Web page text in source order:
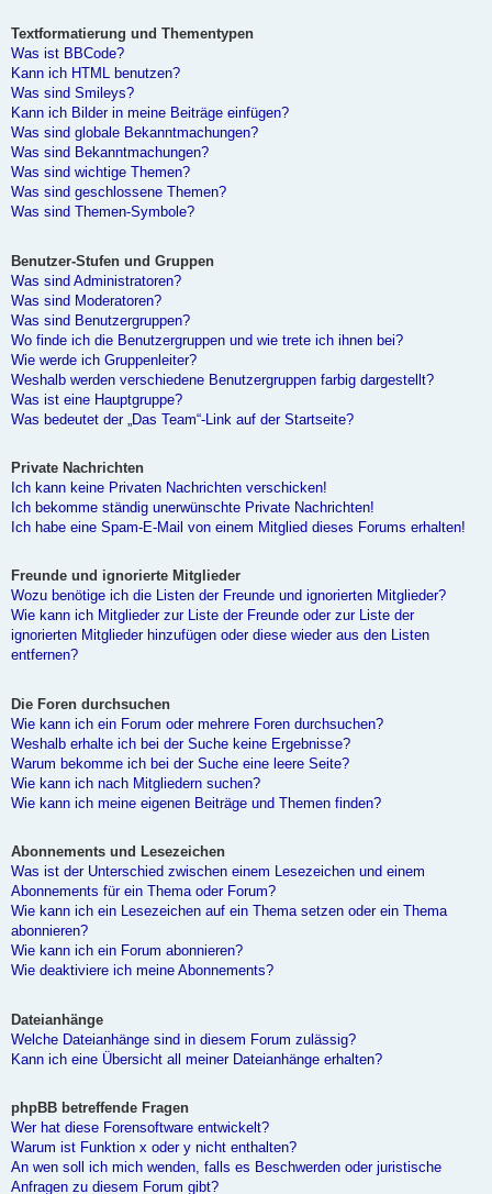
Textformatierung und Thementypen
Was ist BBCode?
Kann ich HTML benutzen?
Was sind Smileys?
Kann ich Bilder in meine Beiträge einfügen?
Was sind globale Bekanntmachungen?
Was sind Bekanntmachungen?
Was sind wichtige Themen?
Was sind geschlossene Themen?
Was sind Themen-Symbole?
Benutzer-Stufen und Gruppen
Was sind Administratoren?
Was sind Moderatoren?
Was sind Benutzergruppen?
Wo finde ich die Benutzergruppen und wie trete ich ihnen bei?
Wie werde ich Gruppenleiter?
Weshalb werden verschiedene Benutzergruppen farbig dargestellt?
Was ist eine Hauptgruppe?
Was bedeutet der „Das Team“-Link auf der Startseite?
Private Nachrichten
Ich kann keine Privaten Nachrichten verschicken!
Ich bekomme ständig unerwünschte Private Nachrichten!
Ich habe eine Spam-E-Mail von einem Mitglied dieses Forums erhalten!
Freunde und ignorierte Mitglieder
Wozu benötige ich die Listen der Freunde und ignorierten Mitglieder?
Wie kann ich Mitglieder zur Liste der Freunde oder zur Liste der
ignorierten Mitglieder hinzufügen oder diese wieder aus den Listen
entfernen?
Die Foren durchsuchen
Wie kann ich ein Forum oder mehrere Foren durchsuchen?
Weshalb erhalte ich bei der Suche keine Ergebnisse?
Warum bekomme ich bei der Suche eine leere Seite?
Wie kann ich nach Mitgliedern suchen?
Wie kann ich meine eigenen Beiträge und Themen finden?
Abonnements und Lesezeichen
Was ist der Unterschied zwischen einem Lesezeichen und einem
Abonnements für ein Thema oder Forum?
Wie kann ich ein Lesezeichen auf ein Thema setzen oder ein Thema
abonnieren?
Wie kann ich ein Forum abonnieren?
Wie deaktiviere ich meine Abonnements?
Dateianhänge
Welche Dateianhänge sind in diesem Forum zulässig?
Kann ich eine Übersicht all meiner Dateianhänge erhalten?
phpBB betreffende Fragen
Wer hat diese Forensoftware entwickelt?
Warum ist Funktion x oder y nicht enthalten?
An wen soll ich mich wenden, falls es Beschwerden oder juristische
Anfragen zu diesem Forum gibt?